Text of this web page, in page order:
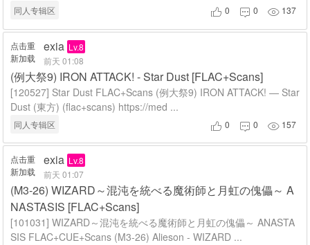
同人专辑区  0  0  137
点击重
新加载
exia Lv.8
前天 01:08
(例大祭9) IRON ATTACK! - Star Dust [FLAC+Scans]
[120527] Star Dust FLAC+Scans (例大祭9) IRON ATTACK! — Star
Dust (東方) (flac+scans) https://med ...
同人专辑区  0  0  157
点击重
新加载
exia Lv.8
前天 01:07
(M3-26) WIZARD～混沌を統べる魔術師と月虹の傀儡～ A
NASTASIS [FLAC+Scans]
[101031] WIZARD～混沌を統べる魔術師と月虹の傀儡～ ANASTA
SIS FLAC+CUE+Scans (M3-26) Alieson - WIZARD ...